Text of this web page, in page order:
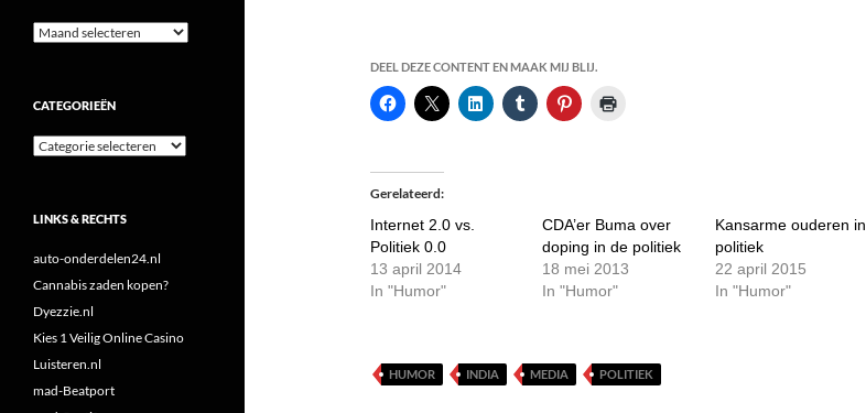
DEEL DEZE CONTENT EN MAAK MIJ BLIJ.
Gerelateerd
Internet 2.0 vs.
Politiek 0.0
13 april 2014
In "Humor"
CDA’er Buma over
doping in de politiek
18 mei 2013
In "Humor"
Kansarme ouderen in
politiek
22 april 2015
In "Humor"
HUMOR INDIA MEDIA POLITIEK
Archieven
CATEGORIEËN
Categorieën
LINKS & RECHTS
auto-onderdelen24.nl
Cannabis zaden kopen?
Dyezzie.nl
Kies 1 Veilig Online Casino
Luisteren.nl
mad-Beatport